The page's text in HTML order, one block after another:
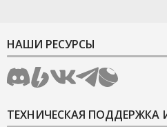
НАШИ РЕСУРСЫ
ТЕХНИЧЕСКАЯ